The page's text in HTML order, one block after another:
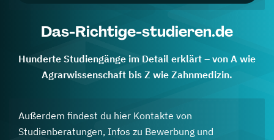
Das-Richtige-studieren.de
Hunderte Studiengänge im Detail erklärt – von A wie
Agrarwissenschaft bis Z wie Zahnmedizin.
Außerdem findest du hier Kontakte von
Studienberatungen, Infos zu Bewerbung und